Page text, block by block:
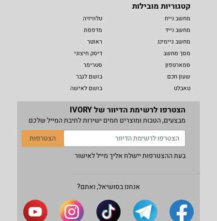
קטגוריות מובילות
מחשב נייח
מחשב נייד
מחשב גיימינג
מסך מחשב
סמארטפון
שעון חכם
טאבלט
טלוויזיה
מדפסת
ראוטר
דיסק חיצוני
סטרימר
בושם לגבר
בושם לאישה
הצטרפו לרשימת הדיוור של IVORY
מבצעים, הטבות ומוצרים חמים ישירות לתיבת המייל שלכם
הצטרפות
בעת ההצטרפות יישלח אליך מייל לאישור
אנחנו בסושיאל, ואתם?